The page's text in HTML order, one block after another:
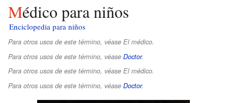
Médico para niños
Enciclopedia para niños
Para otros usos de este término, véase El médico.
Para otros usos de este término, véase Doctor.
Para otros usos de este término, véase El médico.
Para otros usos de este término, véase Doctor.